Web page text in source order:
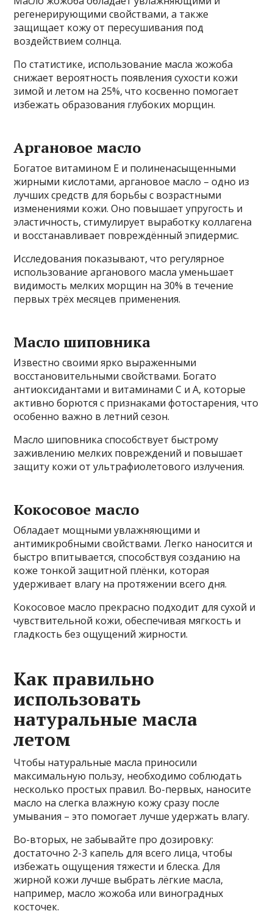
регенерирующими свойствами, а также
защищает кожу от пересушивания под
воздействием солнца.
По статистике, использование масла жожоба
снижает вероятность появления сухости кожи
зимой и летом на 25%, что косвенно помогает
избежать образования глубоких морщин.
Аргановое масло
Богатое витамином E и полиненасыщенными
жирными кислотами, аргановое масло – одно из
лучших средств для борьбы с возрастными
изменениями кожи. Оно повышает упругость и
эластичность, стимулирует выработку коллагена
и восстанавливает повреждённый эпидермис.
Исследования показывают, что регулярное
использование арганового масла уменьшает
видимость мелких морщин на 30% в течение
первых трёх месяцев применения.
Масло шиповника
Известно своими ярко выраженными
восстановительными свойствами. Богато
антиоксидантами и витаминами C и A, которые
активно борются с признаками фотостарения, что
особенно важно в летний сезон.
Масло шиповника способствует быстрому
заживлению мелких повреждений и повышает
защиту кожи от ультрафиолетового излучения.
Кокосовое масло
Обладает мощными увлажняющими и
антимикробными свойствами. Легко наносится и
быстро впитывается, способствуя созданию на
коже тонкой защитной плёнки, которая
удерживает влагу на протяжении всего дня.
Кокосовое масло прекрасно подходит для сухой и
чувствительной кожи, обеспечивая мягкость и
гладкость без ощущений жирности.
Как правильно
использовать
натуральные масла
летом
Чтобы натуральные масла приносили
максимальную пользу, необходимо соблюдать
несколько простых правил. Во-первых, наносите
масло на слегка влажную кожу сразу после
умывания – это помогает лучше удержать влагу.
Во-вторых, не забывайте про дозировку:
достаточно 2-3 капель для всего лица, чтобы
избежать ощущения тяжести и блеска. Для
жирной кожи лучше выбрать лёгкие масла,
например, масло жожоба или виноградных
косточек.